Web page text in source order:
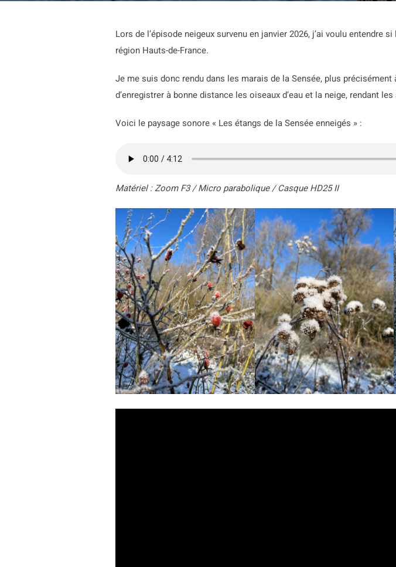
Lors de l’épisode neigeux survenu en janvier 2026, j’ai voulu
région Hauts-de-France.
Je me suis donc rendu dans les marais de la Sensée, plus
d’enregistrer à bonne distance les oiseaux d’eau et la neige, rendant
Voici le paysage sonore « Les étangs de la Sensée enneigés » :
Matériel : Zoom F3 / Micro parabolique / Casque HD25 II